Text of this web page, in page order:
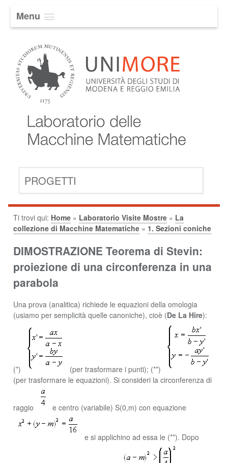
Menu
PROGETTI
Ti trovi qui: Home » Laboratorio Visite Mostre » La
collezione di Macchine Matematiche » 1. Sezioni coniche
DIMOSTRAZIONE Teorema di Stevin:
proiezione di una circonferenza in una
parabola
Una prova (analitica) richiede le equazioni della omologia
(usiamo per semplicità quelle canoniche), cioè (De La Hire):
(*)
(per trasformare i punti); (**)
(per trasformare le equazioni). Si consideri la circonferenza di
raggio e centro (variabile) S(0,m) con equazione
e si applichino ad essa le (**). Dopo